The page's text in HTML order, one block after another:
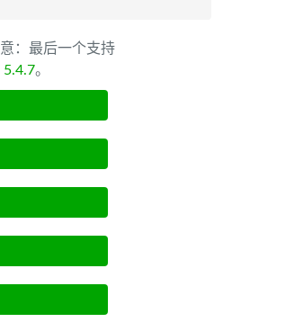
：最后一个支持
5.4.7。